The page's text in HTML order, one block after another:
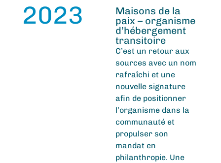
2023
Maisons de la
paix – organisme
d’hébergement
transitoire
C’est un retour aux
sources avec un nom
rafraîchi et une
nouvelle signature
afin de positionner
l’organisme dans la
communauté et
propulser son
mandat en
philanthropie. Une